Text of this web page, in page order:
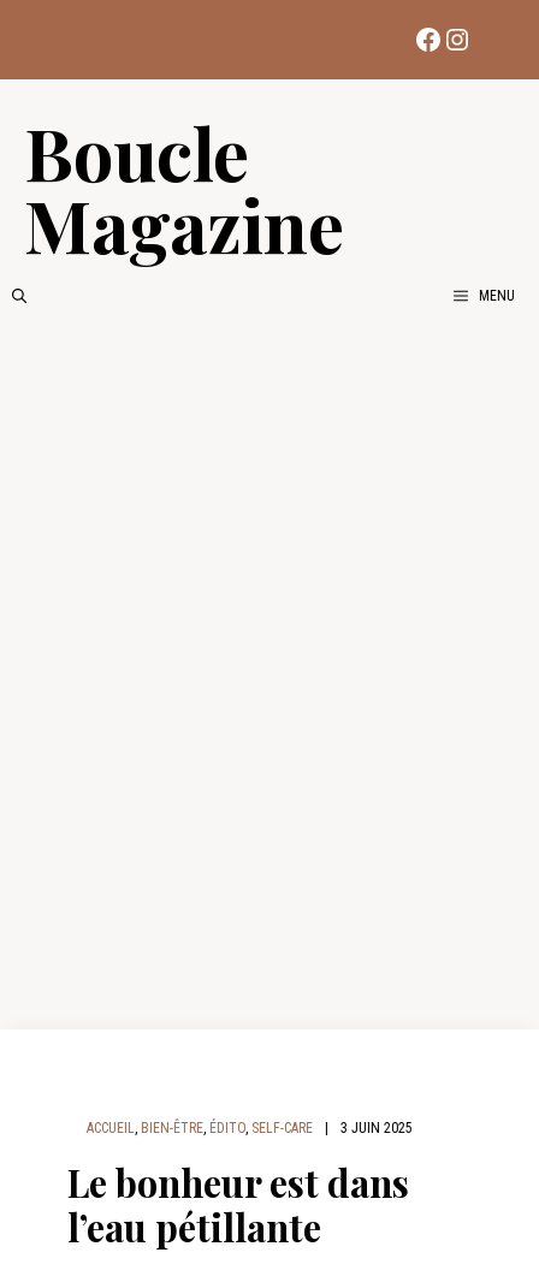
contenu
Facebook
Boucle
Magazine
MENU
ACCUEIL, BIEN-ÊTRE, ÉDITO, SELF-CARE 3 JUIN 2025
Le bonheur est dans
l’eau pétillante